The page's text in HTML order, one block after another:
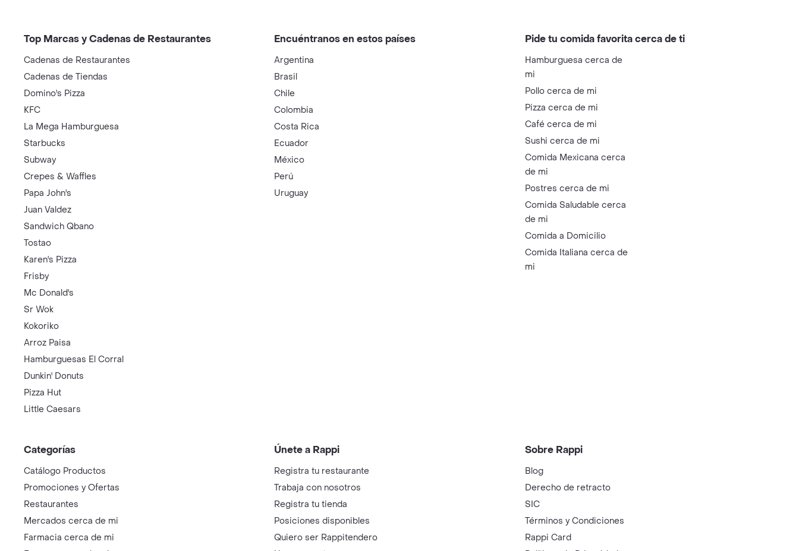
Top Marcas y Cadenas de Restaurantes
Cadenas de Restaurantes
Cadenas de Tiendas
Domino's Pizza
KFC
La Mega Hamburguesa
Starbucks
Subway
Crepes & Waffles
Papa John's
Juan Valdez
Sandwich Qbano
Tostao
Karen's Pizza
Frisby
Mc Donald's
Sr Wok
Kokoriko
Arroz Paisa
Hamburguesas El Corral
Dunkin' Donuts
Pizza Hut
Little Caesars
Encuéntranos en estos países
Argentina
Brasil
Chile
Colombia
Costa Rica
Ecuador
México
Perú
Uruguay
Pide tu comida favorita cerca de ti
Hamburguesa cerca de
mi
Pollo cerca de mi
Pizza cerca de mi
Café cerca de mi
Sushi cerca de mi
Comida Mexicana cerca
de mi
Postres cerca de mi
Comida Saludable cerca
de mi
Comida a Domicilio
Comida Italiana cerca de
mi
Categorías
Catálogo Productos
Promociones y Ofertas
Restaurantes
Mercados cerca de mi
Farmacia cerca de mi
Únete a Rappi
Registra tu restaurante
Trabaja con nosotros
Registra tu tienda
Posiciones disponibles
Quiero ser Rappitendero
Sobre Rappi
Blog
Derecho de retracto
SIC
Términos y Condiciones
Rappi Card